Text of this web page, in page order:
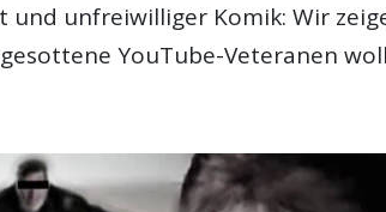
und unfreiwilliger Komik: Wir
YouTube-Veteranen